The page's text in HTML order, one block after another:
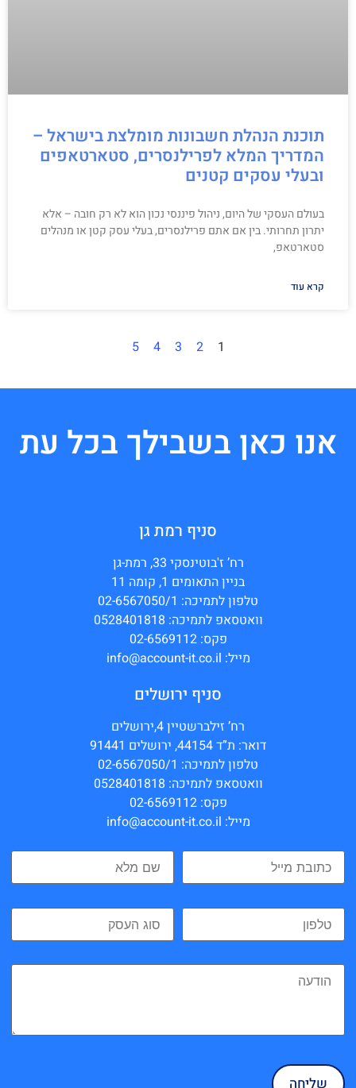
תוכנת הנהלת חשבונות מומלצת בישראל –
המדריך המלא לפרילנסרים, סטארטאפים
ובעלי עסקים קטנים
בעולם העסקי של היום, ניהול פיננסי נכון הוא לא רק חובה – אלא
יתרון תחרותי. בין אם אתם פרילנסרים, בעלי עסק קטן או מנהלים
סטארטאפ,
קרא עוד
1
2
3
4
5
אנו כאן בשבילך בכל עת
סניף רמת גן
רח’ ז'בוטינסקי 33, רמת-גן
בניין התאומים 1, קומה 11
טלפון לתמיכה: 02-6567050/1
וואטסאפ לתמיכה: 0528401818
פקס: 02-6569112
מייל: info@account-it.co.il
סניף ירושלים
רח’ זילברשטיין 4,ירושלים
דואר: ת”ד 44154, ירושלים 91441
טלפון לתמיכה: 02-6567050/1
וואטסאפ לתמיכה: 0528401818
פקס: 02-6569112
מייל: info@account-it.co.il